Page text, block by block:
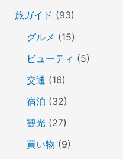
旅ガイド (93)
グルメ (15)
ビューティ (5)
交通 (16)
宿泊 (32)
観光(27)
買い物 (9)